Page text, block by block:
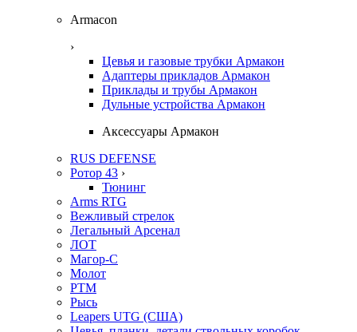
Armacon
›
Цевья и газовые трубки Армакон
Адаптеры прикладов Армакон
Приклады и трубы Армакон
Дульные устройства Армакон
Аксессуары Армакон
RUS DEFENSE
Ротор 43 ›
Тюнинг
Arms RTG
Вежливый стрелок
Легальный Арсенал
ЛОТ
Магор-С
Молот
РТМ
Рысь
Leapers UTG (США)